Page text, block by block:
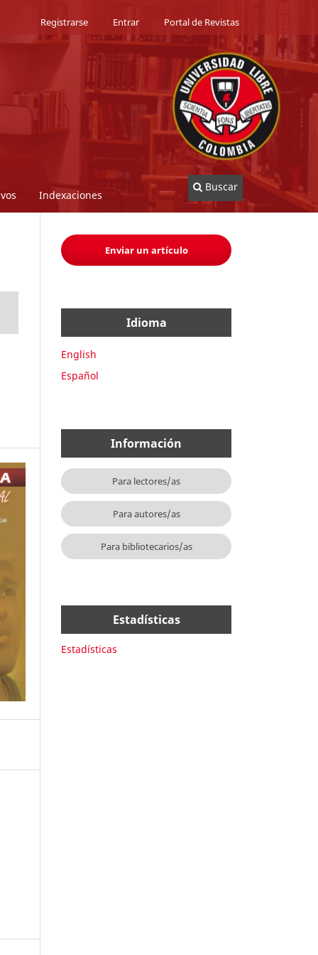
Indexaciones
Buscar
Registrarse Entrar Portal de Revistas
Enviar un artículo
Idioma
English
Español
Información
Para lectores/as
Para autores/as
Para bibliotecarios/as
Estadísticas
Estadísticas